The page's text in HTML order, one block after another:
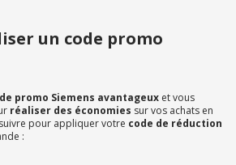
un code promo
promo Siemens avantageux et vous
réaliser des économies sur vos achats en
pour appliquer votre code de réduction
: